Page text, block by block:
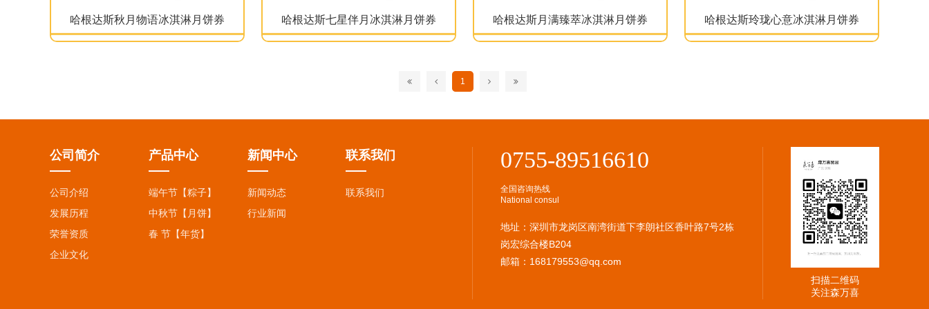
哈根达斯秋月物语冰淇淋月饼券 哈根达斯七星伴月冰淇淋月饼券 哈根达斯月满臻萃冰淇淋月饼券 哈根达斯玲珑心意冰淇淋月饼券
1
公司简介
公司介绍
发展历程
荣誉资质
企业文化
产品中心
端午节【粽子】
中秋节【月饼】
春 节【年货】
新闻中心
新闻动态
行业新闻
联系我们
联系我们
0755-89516610
全国咨询热线
National consul
地址：深圳市龙岗区南湾街道下李朗社区香叶路7号2栋
岗宏综合楼B204
邮箱：168179553@qq.com
扫描二维码
关注森万喜